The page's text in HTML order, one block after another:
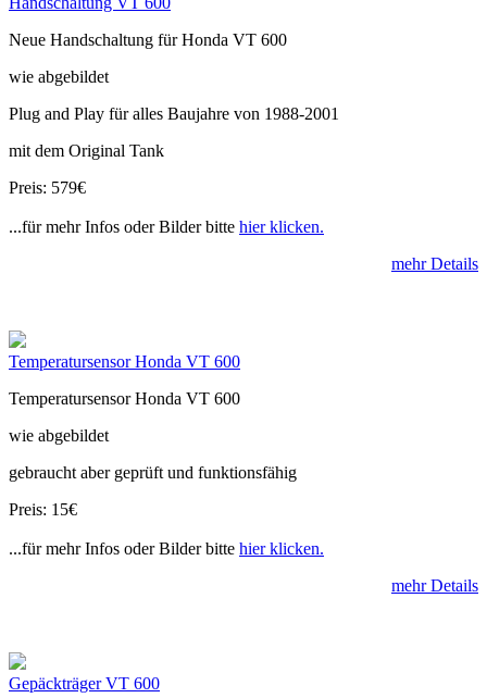
Neue Handschaltung für Honda VT 600
wie abgebildet
Plug and Play für alles Baujahre von 1988-2001
mit dem Original Tank
Preis: 579€
...für mehr Infos oder Bilder bitte hier klicken.
mehr Details
Temperatursensor Honda VT 600
Temperatursensor Honda VT 600
wie abgebildet
gebraucht aber geprüft und funktionsfähig
Preis: 15€
...für mehr Infos oder Bilder bitte hier klicken.
mehr Details
Gepäckträger VT 600